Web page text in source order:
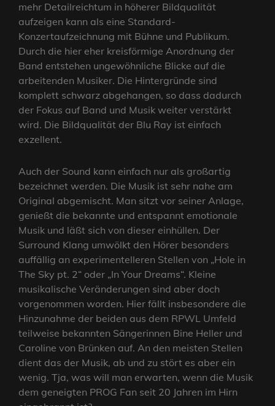
mehr Detailreichtum in höherer Bildqualität
aufzeigen kann als eine Standard-
Konzertaufzeichnung mit Bühne und Publikum.
Durch die hier eher kreisförmige Anordnung der
Band entstehen ungewöhnliche Blicke auf die
arbeitenden Musiker. Die Hintergründe sind
komplett schwarz abgehangen, so dass dadurch
der Fokus auf Band und Musik weiter verstärkt
wird. Die Bildqualität der Blu Ray ist einfach
exzellent.
Auch der Sound kann einfach nur als großartig
bezeichnet werden. Die Musik ist sehr nahe am
Original abgemischt. Man sitzt vor seiner Anlage,
genießt die bekannte und entspannt emotionale
Musik und läßt sich von dieser einhüllen. Der
Surround Klang umwölkt den Hörer besonders
auffällig an experimentelleren Stellen von „Hole in
The Sky pt. 2“ oder „In Your Dreams“. Kleine
musikalische Veränderungen sind aber doch
vorgenommen worden. Hier fällt insbesondere die
Hinzunahme der beiden aus dem RPWL Umfeld
teilweise bekannten Sängerinnen Bine Heller und
Caroline von Brünken auf. An den meisten Stellen
dient das der Musik, ab und zu stört es aber ein
wenig. Tja, was will man erwarten, wenn die Musik
dem geneigten PROG Fan seit 20 Jahren im Hirn